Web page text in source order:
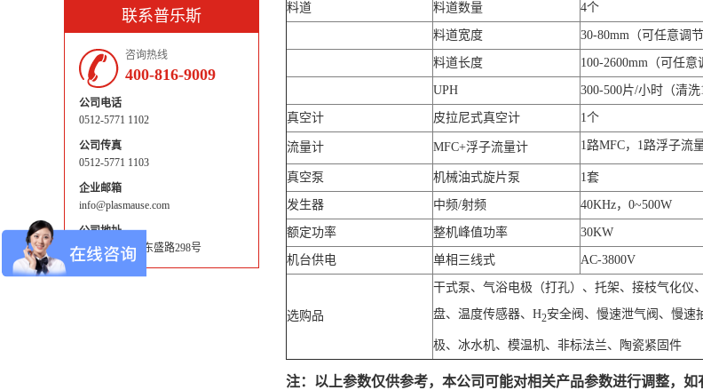
料道 料道数量 4个
料道宽度 30-80mm（可任意调节
料道长度 100-2600mm（可任意
UPH 300-500片/小时（清
真空计 皮拉尼式真空计 1个
流量计 MFC+浮子流量计 1路MFC，1路浮子流
真空泵 机械油式旋片泵 1套
发生器 中频/射频 40KHz，0~500W
额定功率 整机峰值功率 30KW
机台供电 单相三线式 AC-3800V
选购品
干式泵、气浴电极（打孔）、托架、接枝气化仪
盘、温度传感器、H2安全阀、慢速泄气阀、慢速
极、冰水机、模温机、非标法兰、陶瓷紧固件
注：以上参数仅供参考，本公司可能对相关产品参数进行调整，
联系普乐斯
咨询热线
400-816-9009
公司电话
0512-5771 1102
公司传真
0512-5771 1103
企业邮箱
info@plasmause.com
公司地址
昆山市巴城镇东盛路298号